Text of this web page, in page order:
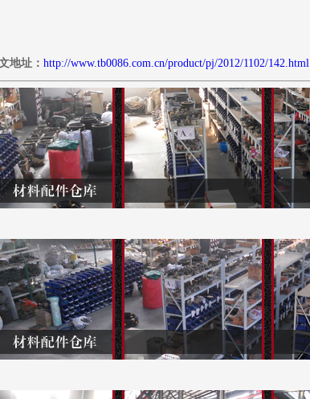
地址： http://www.tb0086.com.cn/product/pj/2012/1102/142.html